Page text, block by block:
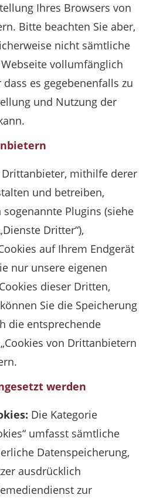
Ihres Browsers von
Bitte beachten Sie aber,
nicht sämtliche
vollumfänglich
es gegebenenfalls zu
und Nutzung der
Drittanbieter, mithilfe derer
und betreiben,
Plugins (siehe
Dritter“),
auf Ihrem Endgerät
nur unsere eigenen
dieser Dritten,
Sie die Speicherung
die entsprechende
von Drittanbietern
werden
Die Kategorie
umfasst sämtliche
Datenspeicherung,
ausdrücklich
zur